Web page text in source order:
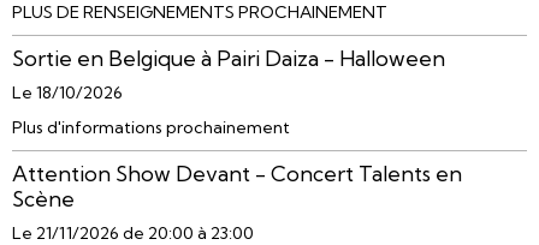
PLUS DE RENSEIGNEMENTS PROCHAINEMENT
Sortie en Belgique à Pairi Daiza - Halloween
Le 18/10/2026
Plus d'informations prochainement
Attention Show Devant - Concert Talents en
Scène
Le 21/11/2026 de 20:00 à 23:00